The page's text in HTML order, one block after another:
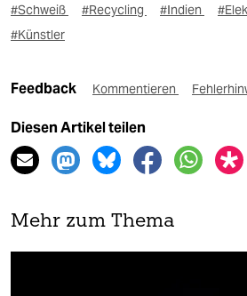
#Schweiß #Recycling #Indien
#Künstler
Feedback Kommentieren
Diesen Artikel teilen
Mehr zum Thema